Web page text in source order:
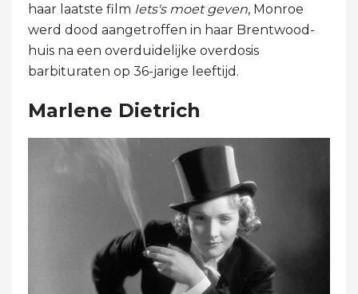
haar laatste film Iets's moet geven, Monroe
werd dood aangetroffen in haar Brentwood-
huis na een overduidelijke overdosis
barbituraten op 36-jarige leeftijd.
Marlene Dietrich